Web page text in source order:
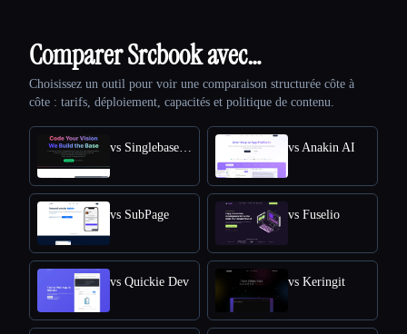
Comparer Srcbook avec…
Choisissez un outil pour voir une comparaison structurée côte à
côte : tarifs, déploiement, capacités et politique de contenu.
vs SinglebaseCloud vs Anakin AI
vs SubPage vs Fuselio
vs Quickie Dev vs Keringit